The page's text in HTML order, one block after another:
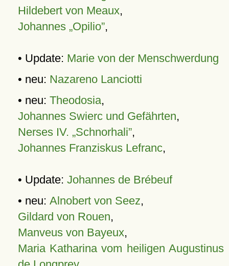
Hildebert von Meaux,
Johannes „Opilio”,
• Update: Marie von der Menschwerdung
• neu: Nazareno Lanciotti
• neu: Theodosia,
Johannes Swierc und Gefährten,
Nerses IV. „Schnorhali”,
Johannes Franziskus Lefranc,
• Update: Johannes de Brébeuf
• neu: Alnobert von Seez,
Gildard von Rouen,
Manveus von Bayeux,
Maria Katharina vom heiligen Augustinus